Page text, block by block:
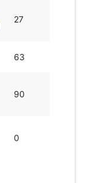
27
63
90
0